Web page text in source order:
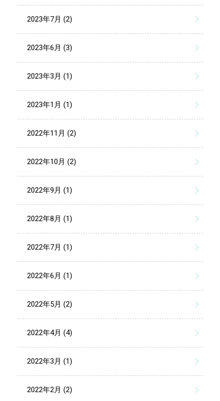
2023年7月 (2)
2023年6月 (3)
2023年3月 (1)
2023年1月 (1)
2022年11月 (2)
2022年10月 (2)
2022年9月 (1)
2022年8月 (1)
2022年7月 (1)
2022年6月 (1)
2022年5月 (2)
2022年4月 (4)
2022年3月 (1)
2022年2月 (2)